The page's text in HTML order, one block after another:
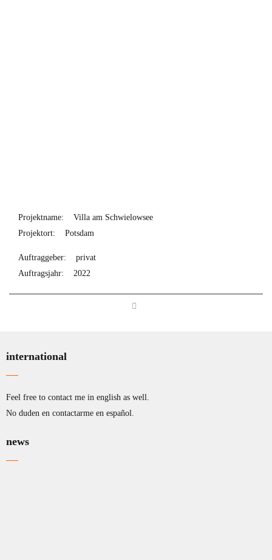
Projektname: Villa am Schwielowsee
Projektort: Potsdam
Auftraggeber: privat
Auftragsjahr: 2022
international
Feel free to contact me in english as well.
No duden en contactarme en español.
news